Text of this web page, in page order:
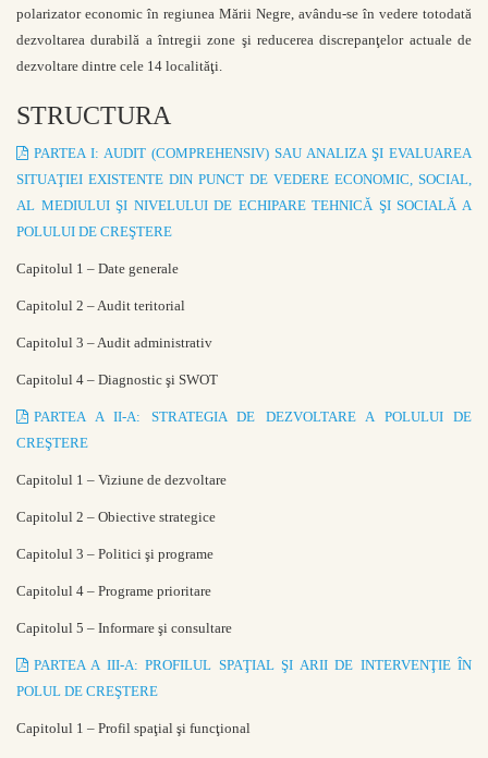
polarizator economic în regiunea Mării Negre, avându-se în vedere totodată
dezvoltarea durabilă a întregii zone şi reducerea discrepanţelor actuale de
dezvoltare dintre cele 14 localităţi.
STRUCTURA
PARTEA I: AUDIT (COMPREHENSIV) SAU ANALIZA ŞI EVALUAREA
SITUAŢIEI EXISTENTE DIN PUNCT DE VEDERE ECONOMIC, SOCIAL,
AL MEDIULUI ŞI NIVELULUI DE ECHIPARE TEHNICĂ ŞI SOCIALĂ A
POLULUI DE CREŞTERE
Capitolul 1 – Date generale
Capitolul 2 – Audit teritorial
Capitolul 3 – Audit administrativ
Capitolul 4 – Diagnostic şi SWOT
PARTEA A II-A: STRATEGIA DE DEZVOLTARE A POLULUI DE
CREŞTERE
Capitolul 1 – Viziune de dezvoltare
Capitolul 2 – Obiective strategice
Capitolul 3 – Politici şi programe
Capitolul 4 – Programe prioritare
Capitolul 5 – Informare şi consultare
PARTEA A III-A: PROFILUL SPAŢIAL ŞI ARII DE INTERVENŢIE ÎN
POLUL DE CREŞTERE
Capitolul 1 – Profil spaţial şi funcţional